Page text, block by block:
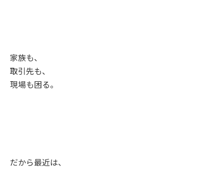
家族も、
取引先も、
現場も困る。
だから最近は、